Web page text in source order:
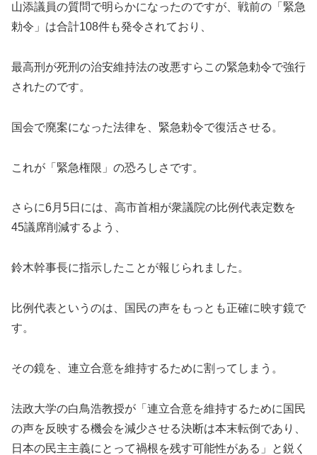
山添議員の質問で明らかになったのですが、戦前の「緊急
勅令」は合計108件も発令されており、
最高刑が死刑の治安維持法の改悪すらこの緊急勅令で強行
されたのです。
国会で廃案になった法律を、緊急勅令で復活させる。
これが「緊急権限」の恐ろしさです。
さらに6月5日には、高市首相が衆議院の比例代表定数を
45議席削減するよう、
鈴木幹事長に指示したことが報じられました。
比例代表というのは、国民の声をもっとも正確に映す鏡で
す。
その鏡を、連立合意を維持するために割ってしまう。
法政大学の白鳥浩教授が「連立合意を維持するために国民
の声を反映する機会を減少させる決断は本末転倒であり、
日本の民主主義にとって禍根を残す可能性がある」と鋭く